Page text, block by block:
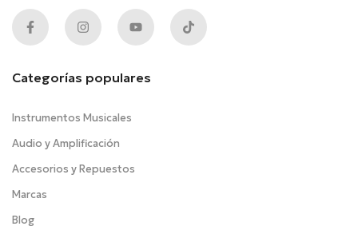
Categorías populares
Instrumentos Musicales
Audio y Amplificación
Accesorios y Repuestos
Marcas
Blog